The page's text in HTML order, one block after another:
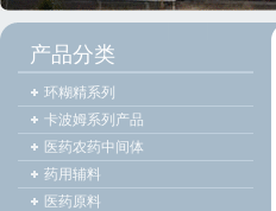
产品分类
环糊精系列
卡波姆系列产品
医药农药中间体
药用辅料
医药原料